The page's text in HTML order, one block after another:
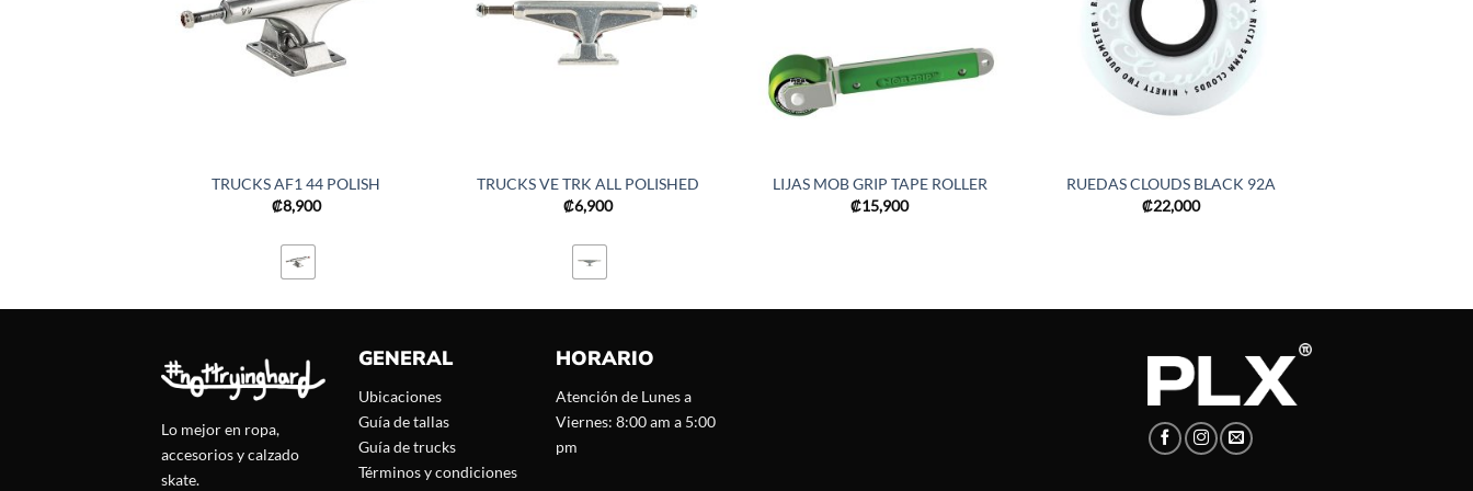
TRUCKS AF1 44 POLISH
₡8,900
TRUCKS VE TRK ALL POLISHED
₡6,900
LIJAS MOB GRIP TAPE ROLLER
₡15,900
RUEDAS CLOUDS BLACK 92A
₡22,000
Lo mejor en ropa,
accesorios y calzado
skate.
GENERAL
Ubicaciones
Guía de tallas
Guía de trucks
Términos y condiciones
HORARIO
Atención de Lunes a
Viernes: 8:00 am a 5:00
pm